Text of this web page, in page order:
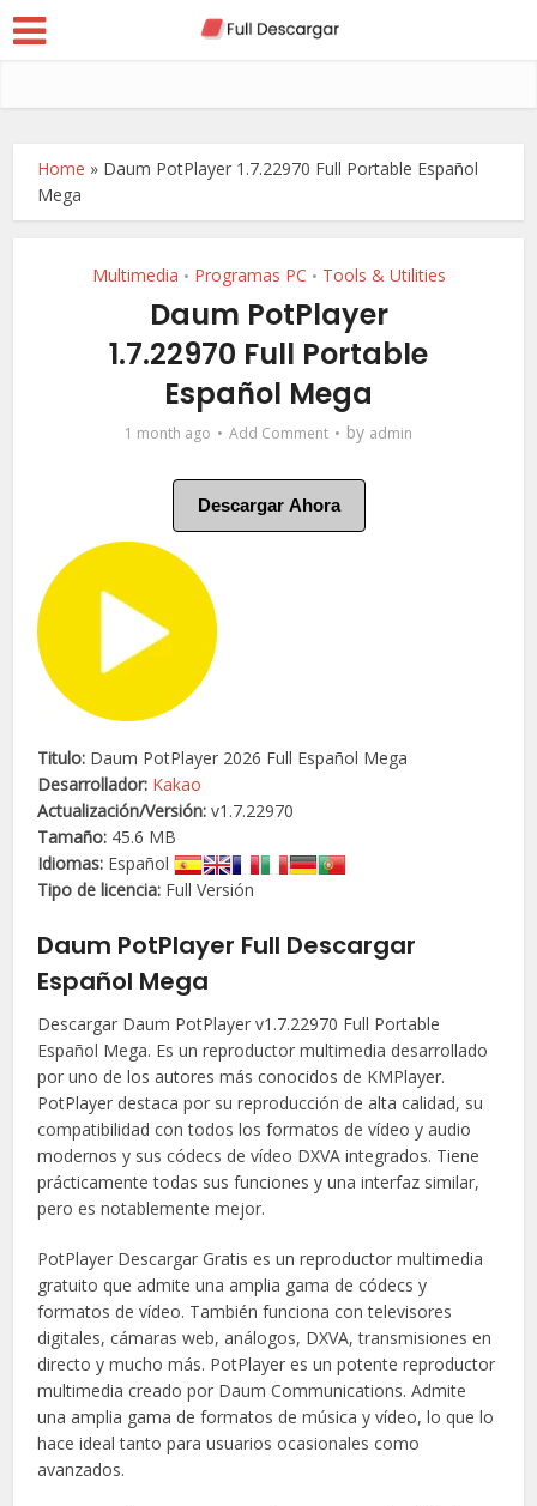
Home » Daum PotPlayer 1.7.22970 Full Portable Español
Mega
Multimedia • Programas PC • Tools & Utilities
Daum PotPlayer
1.7.22970 Full Portable
Español Mega
1 month ago Add Comment by admin
Descargar Ahora
Titulo: Daum PotPlayer 2026 Full Español Mega
Desarrollador: Kakao
Actualización/Versión: v1.7.22970
Tamaño: 45.6 MB
Idiomas: Español
Tipo de licencia: Full Versión
Daum PotPlayer Full Descargar
Español Mega
Descargar Daum PotPlayer v1.7.22970 Full Portable
Español Mega. Es un reproductor multimedia desarrollado
por uno de los autores más conocidos de KMPlayer.
PotPlayer destaca por su reproducción de alta calidad, su
compatibilidad con todos los formatos de vídeo y audio
modernos y sus códecs de vídeo DXVA integrados. Tiene
prácticamente todas sus funciones y una interfaz similar,
pero es notablemente mejor.
PotPlayer Descargar Gratis es un reproductor multimedia
gratuito que admite una amplia gama de códecs y
formatos de vídeo. También funciona con televisores
digitales, cámaras web, análogos, DXVA, transmisiones en
directo y mucho más. PotPlayer es un potente reproductor
multimedia creado por Daum Communications. Admite
una amplia gama de formatos de música y vídeo, lo que lo
hace ideal tanto para usuarios ocasionales como
avanzados.